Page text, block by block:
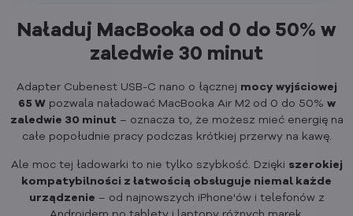
Naładuj MacBooka od 0 do 50% w
zaledwie 30 minut
Adapter Cubenest USB-C nano o łącznej mocy wyjściowej
65 Wpozwala naładować MacBooka Air M2 od 0 do 50% w
zaledwie 30 minut – oznacza to, że możesz mieć energię na
całe popołudnie pracy podczas krótkiej przerwy na kawę.
Ale moc tej ładowarki to nie tylko szybkość. Dzięki szerokiej
kompatybilności z łatwością obsługuje niemal każde
urządzenie – od najnowszych iPhone'ów i telefonów z